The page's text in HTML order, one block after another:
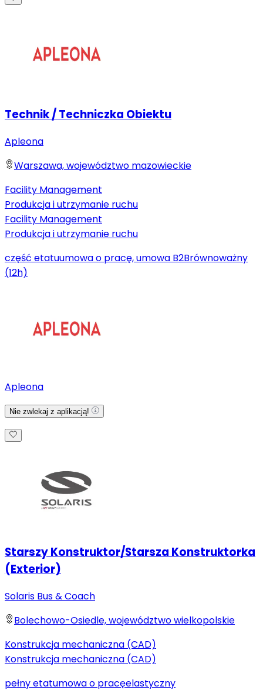
Technik / Techniczka Obiektu
Apleona
Warszawa, województwo mazowieckie
Facility Management
Produkcja i utrzymanie ruchu
Facility Management
Produkcja i utrzymanie ruchu
część etatuumowa o pracę, umowa B2Brównoważny
(12h)
Apleona
Nie zwlekaj z aplikacją!
Starszy Konstruktor/Starsza Konstruktorka
(Exterior)
Solaris Bus & Coach
Bolechowo-Osiedle, województwo wielkopolskie
Konstrukcja mechaniczna (CAD)
Konstrukcja mechaniczna (CAD)
pełny etatumowa o pracęelastyczny